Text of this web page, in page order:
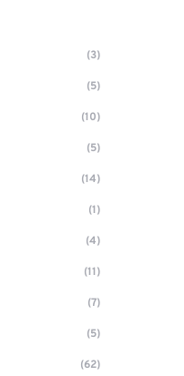
(3)
(5)
(10)
(5)
(14)
(1)
(4)
(11)
(7)
(5)
(62)